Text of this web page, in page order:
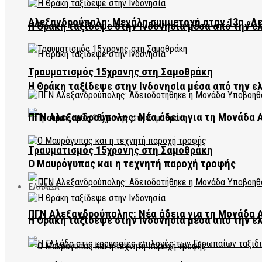
Αλεξανδρούπολη: Μεγάλη συμμετοχή στην 13η
Η Θράκη ταξίδεψε στην Ινδονησία μέσα από την
Τραυματισμός 15χρονης στη Σαμοθράκη
ΠΓΝ Αλεξανδρούπολης: Νέα άδεια για τη Μονάδα
Η Θράκη ταξίδεψε στην Ινδονησία μέσα από την
Τραυματισμός 15χρονης στη Σαμοθράκη
ΠΓΝ Αλεξανδρούπολης: Νέα άδεια για τη Μονάδα
Ο Μαυρόγυπας και η τεχνητή παροχή τροφής
ΕΛΛΑΔΑ
Η Θράκη ταξίδεψε στην Ινδονησία μέσα από την